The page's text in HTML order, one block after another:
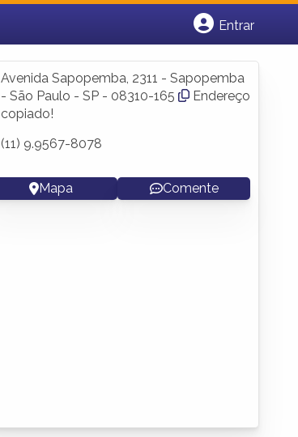
Entrar
Fazer login
Criar conta
Avenida Sapopemba, 2311 - Sapopemba
- São Paulo - SP - 08310-165
Endereço
copiado!
(11) 9.9567-8078
Mapa Comente